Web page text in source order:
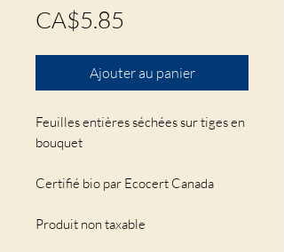
CA$5.85
Ajouter au panier
Feuilles entières séchées sur tiges en
bouquet
Certifié bio par Ecocert Canada
Produit non taxable